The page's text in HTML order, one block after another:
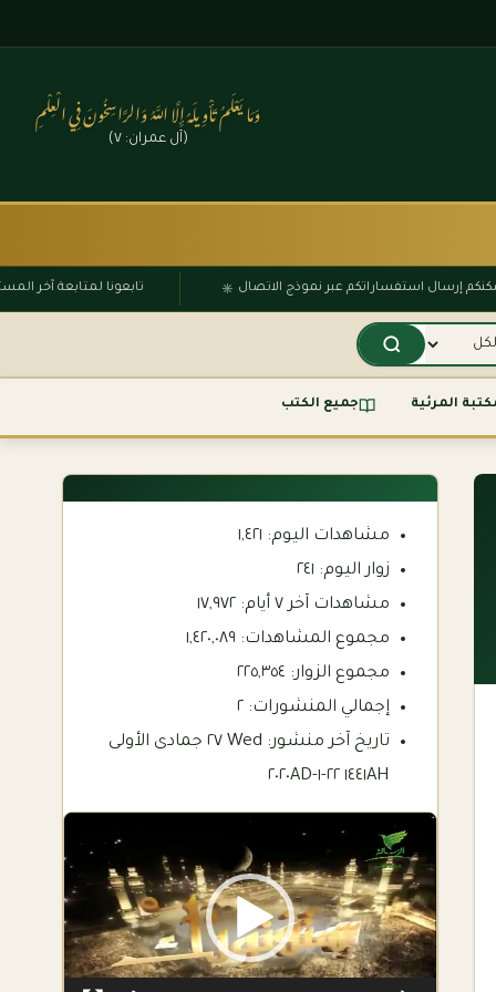
وَمَا يَعْلَمُ تَأْوِيلَهُ إِلَّا اللَّهُ وَالرَّاسِخُونَ فِي الْعِلْمِ
(آل عمران: ٧)
يمكنكم إرسال استفساراتكم عبر نموذج الاتصال تابعونا لمتابعة آخر
المرئية جميع الكتب
مشاهدات اليوم: ١,٤٢١
زوار اليوم: ٢٤١
مشاهدات آخر ٧ أيام:
١٧,٩٧٢
مجموع المشاهدات: ١,٤٢٠,٠٨٩
مجموع الزوار: ٢٢٥,٣٥٤
إجمالي المنشورات: ٢
تاريخ آخر منشور:
Wed ٢٧ جمادى الأولى
١٤٤١AH ٢٢-١-٢٠٢٠AD
Video
Player